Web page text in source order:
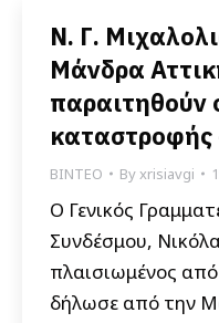
Ν. Γ.
Μάνδρα
παραιτηθούν
ΒΙΝΤΕΟ Byxrisiavgi
Ο Γενικός
Συνδέσμου,
πλαισιωμένος
δήλωσε από την